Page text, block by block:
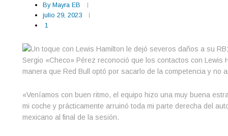
By Mayra EB
julio 29, 2023
1
Sergio «Checo» Pérez reconoció que los contactos con
manera que Red Bull optó por sacarlo de la competencia y no
«Veníamos con buen ritmo, el equipo hizo una muy buena
mi coche y prácticamente arruinó toda mi parte derecha del
mexicano al final de la sesión.